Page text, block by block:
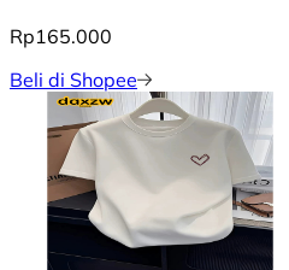
Rp165.000
Beli di Shopee